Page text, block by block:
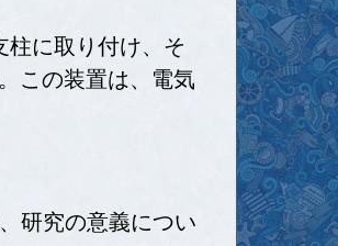
に取り付け、そ
この装置は、電気
研究の意義につい